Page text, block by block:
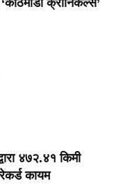
क्रोनिकल्स’
४७२.४१ किमी
कायम